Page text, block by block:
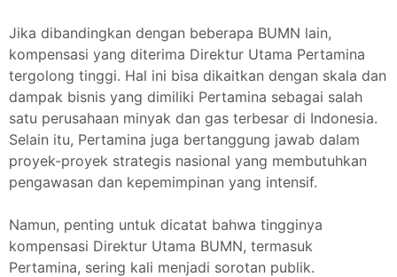
Jika dibandingkan dengan beberapa BUMN lain,
kompensasi yang diterima Direktur Utama Pertamina
tergolong tinggi. Hal ini bisa dikaitkan dengan skala dan
dampak bisnis yang dimiliki Pertamina sebagai salah
satu perusahaan minyak dan gas terbesar di Indonesia.
Selain itu, Pertamina juga bertanggung jawab dalam
proyek-proyek strategis nasional yang membutuhkan
pengawasan dan kepemimpinan yang intensif.
Namun, penting untuk dicatat bahwa tingginya
kompensasi Direktur Utama BUMN, termasuk
Pertamina, sering kali menjadi sorotan publik.